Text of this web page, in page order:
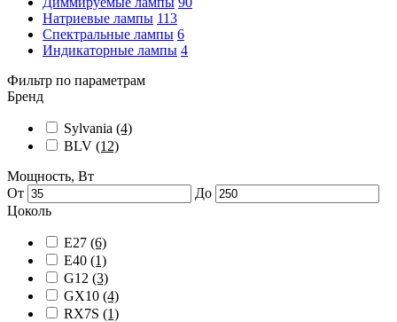
Натриевые лампы 113
Спектральные лампы 6
Индикаторные лампы 4
Фильтр по параметрам
Бренд
Sylvania (4)
BLV (12)
Мощность, Вт
От
До
Цоколь
E27 (6)
E40 (1)
G12 (3)
GX10 (4)
RX7S (1)